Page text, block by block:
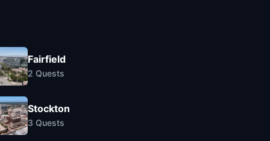
Fairfield
2 Quests
Stockton
3 Quests